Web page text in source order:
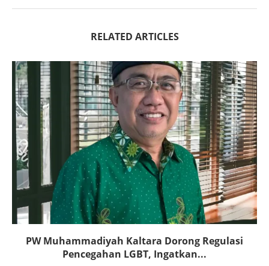
RELATED ARTICLES
PW Muhammadiyah Kaltara Dorong Regulasi
Pencegahan LGBT, Ingatkan...